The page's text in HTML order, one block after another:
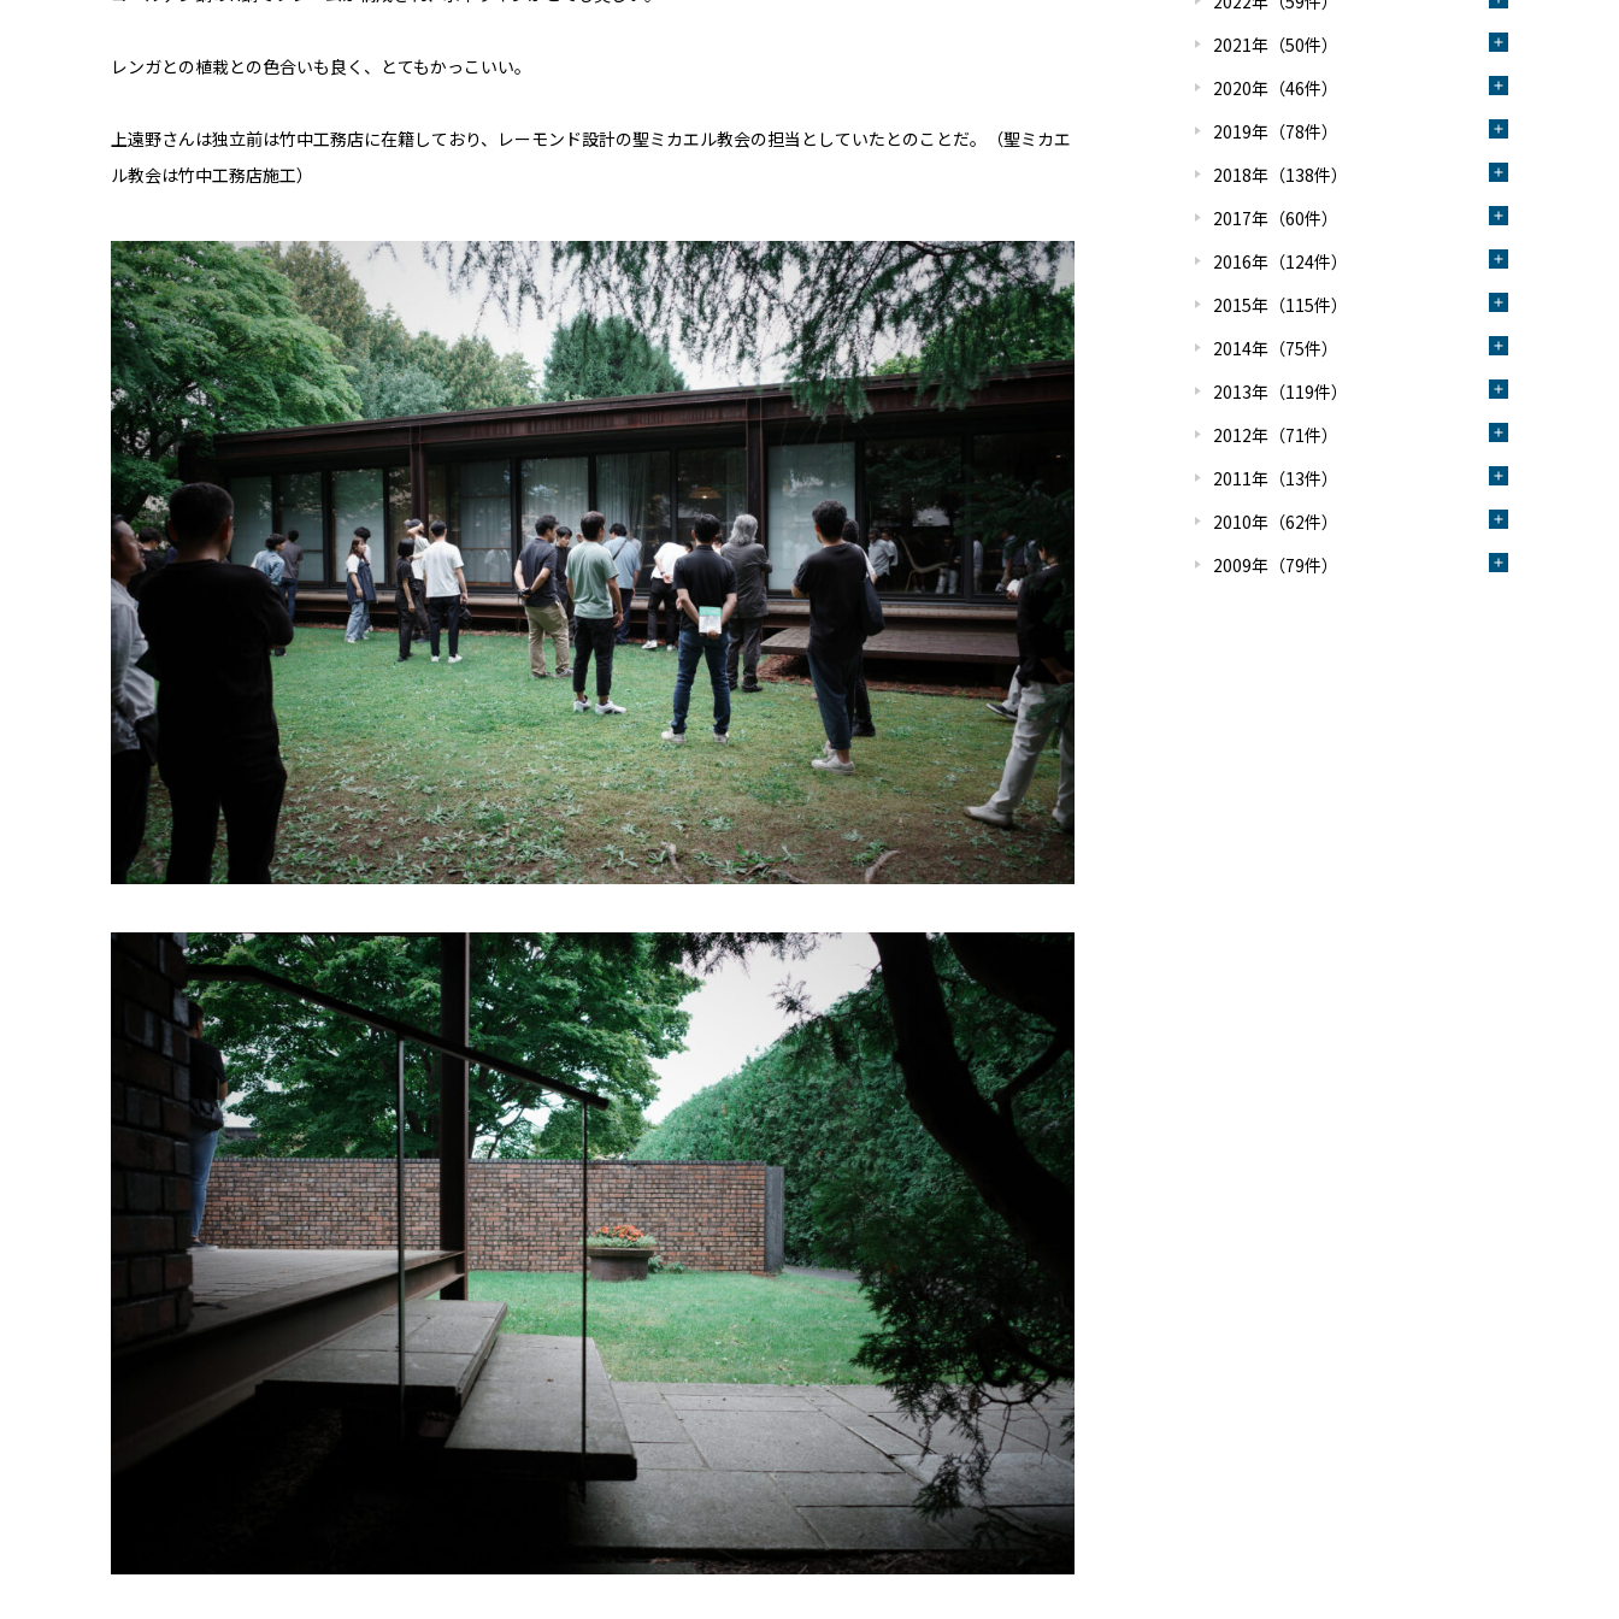
レンガとの植栽との色合いも良く、とてもかっこいい。
上遠野さんは独立前は竹中工務店に在籍しており、レーモンド設計の聖ミカエル教会の担当としていたとのことだ。（聖ミカエ
ル教会は竹中工務店施工）
2021年（50件）
2020年（46件）
2019年（78件）
2018年（138件）
2017年（60件）
2016年（124件）
2015年（115件）
2014年（75件）
2013年（119件）
2012年（71件）
2011年（13件）
2010年（62件）
2009年（79件）